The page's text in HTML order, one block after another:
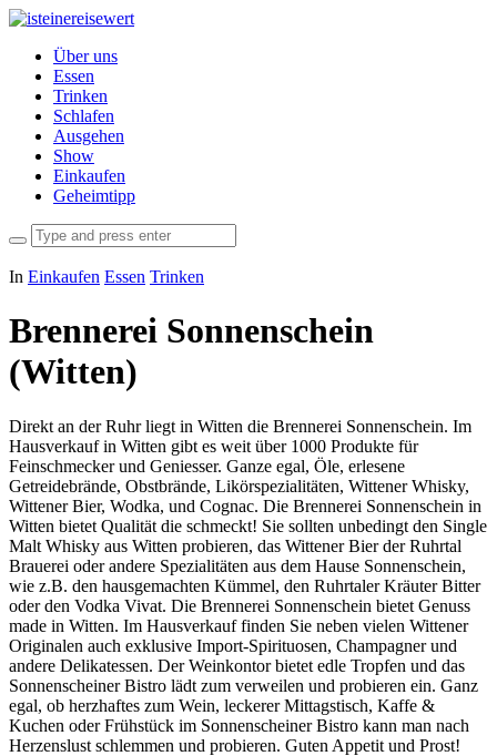
Über uns
Essen
Trinken
Schlafen
Ausgehen
Show
Einkaufen
Geheimtipp
In Einkaufen Essen Trinken
Brennerei Sonnenschein
(Witten)
Direkt an der Ruhr liegt in Witten die Brennerei Sonnenschein. Im
Hausverkauf in Witten gibt es weit über 1000 Produkte für
Feinschmecker und Geniesser. Ganze egal, Öle, erlesene
Getreidebrände, Obstbrände, Likörspezialitäten, Wittener Whisky,
Wittener Bier, Wodka, und Cognac. Die Brennerei Sonnenschein in
Witten bietet Qualität die schmeckt! Sie sollten unbedingt den Single
Malt Whisky aus Witten probieren, das Wittener Bier der Ruhrtal
Brauerei oder andere Spezialitäten aus dem Hause Sonnenschein,
wie z.B. den hausgemachten Kümmel, den Ruhrtaler Kräuter Bitter
oder den Vodka Vivat. Die Brennerei Sonnenschein bietet Genuss
made in Witten. Im Hausverkauf finden Sie neben vielen Wittener
Originalen auch exklusive Import-Spirituosen, Champagner und
andere Delikatessen. Der Weinkontor bietet edle Tropfen und das
Sonnenscheiner Bistro lädt zum verweilen und probieren ein. Ganz
egal, ob herzhaftes zum Wein, leckerer Mittagstisch, Kaffe &
Kuchen oder Frühstück im Sonnenscheiner Bistro kann man nach
Herzenslust schlemmen und probieren. Guten Appetit und Prost!